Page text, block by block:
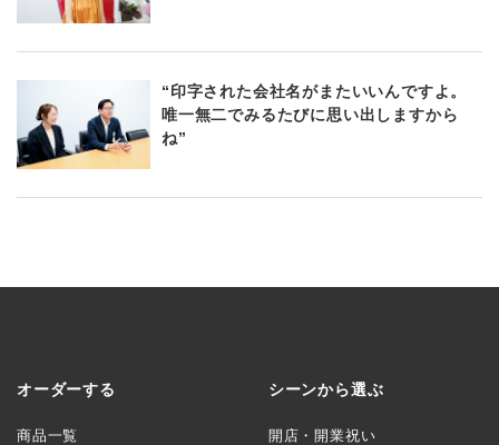
“印字された会社名がまたいいんですよ。
唯一無二でみるたびに思い出しますから
ね”
オーダーする
商品一覧
シーンから選ぶ
開店・開業祝い